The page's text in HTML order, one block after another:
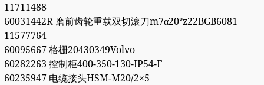
11711488
60031442R 磨前齿轮重载双切滚刀m7α20°z22BGB6081
11577764
60095667 格栅20430349Volvo
60282263 控制柜400-350-130-IP54-F
60235947 电缆接头HSM-M20/2×5